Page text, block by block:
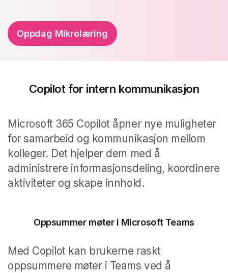
Oppdag Mikrolæring
Copilot for intern kommunikasjon
Microsoft 365 Copilot åpner nye muligheter
for samarbeid og kommunikasjon mellom
kolleger. Det hjelper dem med å
administrere informasjonsdeling, koordinere
aktiviteter og skape innhold.
Oppsummer møter i Microsoft Teams
Med Copilot kan brukerne raskt
oppsummere møter i Teams ved å